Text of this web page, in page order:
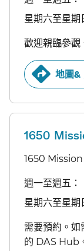
星期六至星期
歡迎親臨參觀
地圖&
1650
1650
週一至週五：​​
星期六至星期
需要預約。
的 DAS Hub